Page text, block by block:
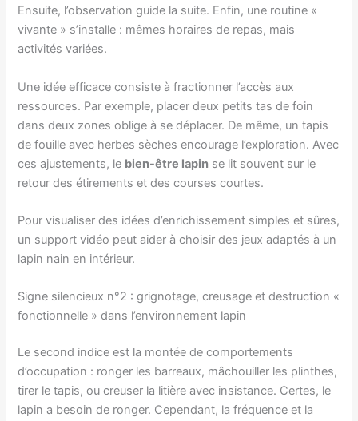
Ensuite, l’observation guide la suite. Enfin, une routine «
vivante » s’installe : mêmes horaires de repas, mais
activités variées.
Une idée efficace consiste à fractionner l’accès aux
ressources. Par exemple, placer deux petits tas de foin
dans deux zones oblige à se déplacer. De même, un tapis
de fouille avec herbes sèches encourage l’exploration. Avec
ces ajustements, le bien-être lapin se lit souvent sur le
retour des étirements et des courses courtes.
Pour visualiser des idées d’enrichissement simples et sûres,
un support vidéo peut aider à choisir des jeux adaptés à un
lapin nain en intérieur.
Signe silencieux n°2 : grignotage, creusage et destruction «
fonctionnelle » dans l’environnement lapin
Le second indice est la montée de comportements
d’occupation : ronger les barreaux, mâchouiller les plinthes,
tirer le tapis, ou creuser la litière avec insistance. Certes, le
lapin a besoin de ronger. Cependant, la fréquence et la